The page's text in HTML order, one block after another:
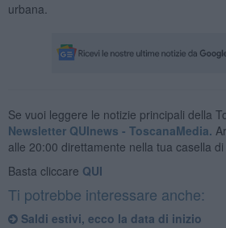
urbana.
Se vuoi leggere le notizie principali della
Newsletter QUInews - ToscanaMedia.
alle 20:00 direttamente nella tua casella di
Basta cliccare QUI
Ti potrebbe interessare anche:
Saldi estivi, ecco la data di inizio